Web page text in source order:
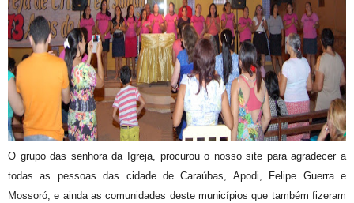
O grupo das senhora da Igreja, procurou o nosso site para agradecer a
todas as pessoas das cidade de Caraúbas, Apodi, Felipe Guerra e
Mossoró, e ainda as comunidades deste municípios que também fizeram